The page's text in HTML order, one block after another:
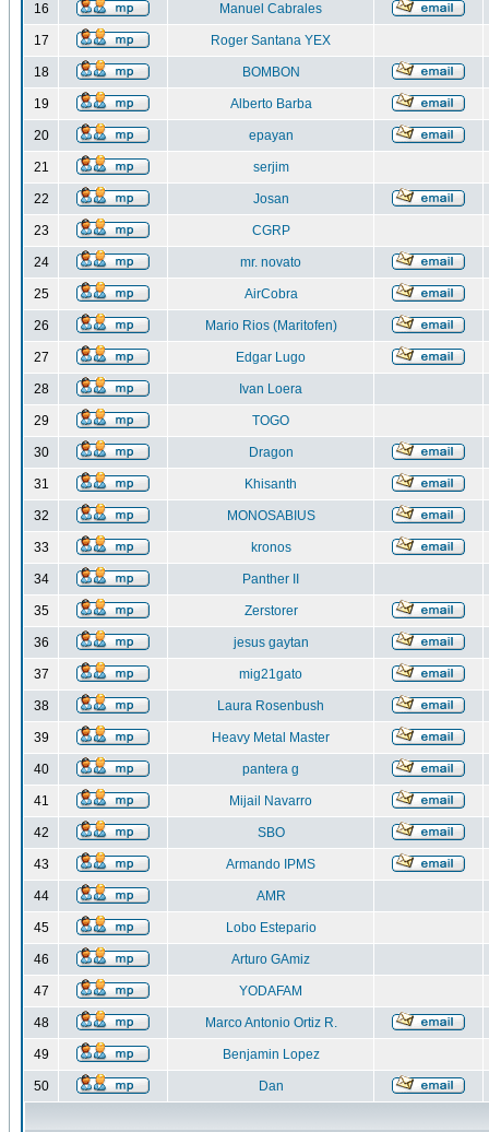
16 Manuel Cabrales
17 Roger Santana YEX
18 BOMBON
19 Alberto Barba
20 epayan
21 serjim
22 Josan
23 CGRP
24 mr. novato
25 AirCobra
26 Mario Rios (Maritofen)
27 Edgar Lugo
28 Ivan Loera
29 TOGO
30 Dragon
31 Khisanth
32 MONOSABIUS
33 kronos
34 Panther II
35 Zerstorer
36 jesus gaytan
37 mig21gato
38 Laura Rosenbush
39 Heavy Metal Master
40 pantera g
41 Mijail Navarro
42 SBO
43 Armando IPMS
44 AMR
45 Lobo Estepario
46 Arturo GAmiz
47 YODAFAM
48 Marco Antonio Ortiz R.
49 Benjamin Lopez
50 Dan